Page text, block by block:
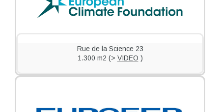
Rue de la Science 23
1.300 m2 (> VIDEO )